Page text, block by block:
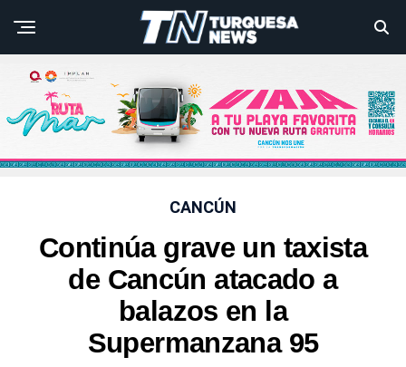
CANCÚN
Continúa grave un taxista
de Cancún atacado a
balazos en la
Supermanzana 95